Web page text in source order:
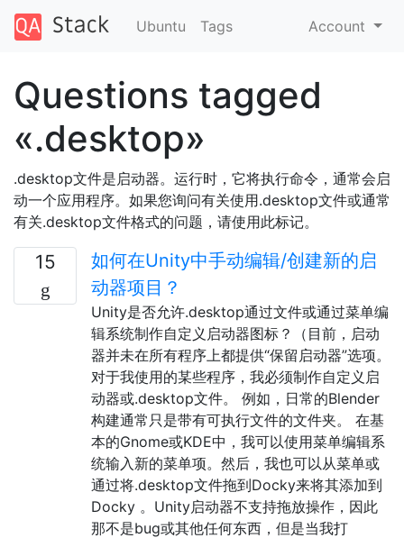
Ubuntu Tags Account
Questions tagged
«.desktop»
.desktop文件是启动器。运行时，它将执行命令，通常会启
动一个应用程序。如果您询问有关使用.desktop文件或通常
有关.desktop文件格式的问题，请使用此标记。
15
如何在Unity中手动编辑/创建新的启
动器项目？
Unity是否允许.desktop通过文件或通过菜单编
辑系统制作自定义启动器图标？（目前，启动
器并未在所有程序上都提供“保留启动器”选项。
对于我使用的某些程序，我必须制作自定义启
动器或.desktop文件。 例如，日常的Blender
构建通常只是带有可执行文件的文件夹。 在基
本的Gnome或KDE中，我可以使用菜单编辑系
统输入新的菜单项。然后，我也可以从菜单或
通过将.desktop文件拖到Docky来将其添加到
Docky 。Unity启动器不支持拖放操作，因此
那不是bug或其他任何东西，但是当我打